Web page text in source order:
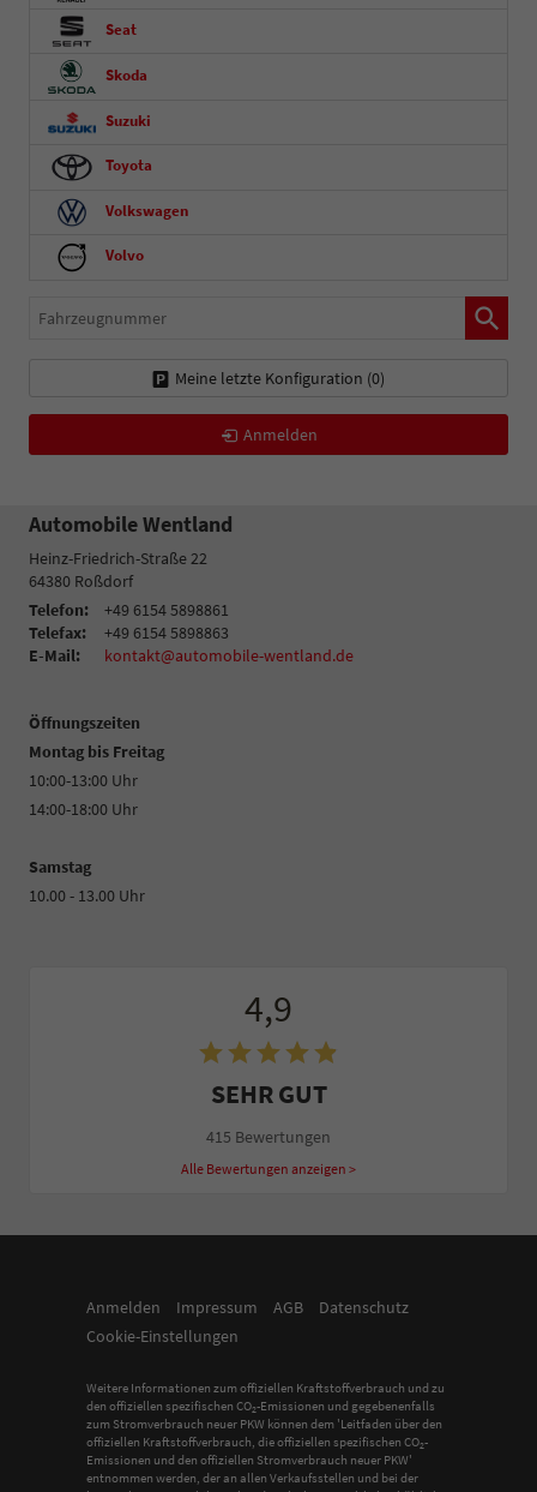
Seat
Skoda
Suzuki
Toyota
Volkswagen
Volvo
Fahrzeugnummer
Meine letzte Konfiguration (0)
Anmelden
Automobile Wentland
Heinz-Friedrich-Straße 22
64380 Roßdorf
Telefon:
+49 6154 5898861
Telefax:
+49 6154 5898863
E-Mail:
kontakt@automobile-wentland.de
Öffnungszeiten
Montag bis Freitag
10:00-13:00 Uhr
14:00-18:00 Uhr
Samstag
10.00 - 13.00 Uhr
4,9
SEHR GUT
415 Bewertungen
Alle Bewertungen anzeigen >
Anmelden Impressum AGB
Datenschutz
Cookie-Einstellungen
Weitere Informationen zum offiziellen Kraftstoffverbrauch und zu
den offiziellen spezifischen CO2-Emissionen und gegebenenfalls
zum Stromverbrauch neuer PKW können dem 'Leitfaden über den
offiziellen Kraftstoffverbrauch, die offiziellen spezifischen CO2-
Emissionen und den offiziellen Stromverbrauch neuer PKW'
entnommen werden, der an allen Verkaufsstellen und bei der